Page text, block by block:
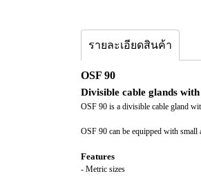
รายละเอียดสินค้า
OSF 90
Divisible cable glands
OSF 90 is a divisible cable gland
OSF 90 can be equipped with
Features
- Metric sizes